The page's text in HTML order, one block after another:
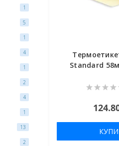
1
5
1
4
1
2
4
1
13
2
Standard